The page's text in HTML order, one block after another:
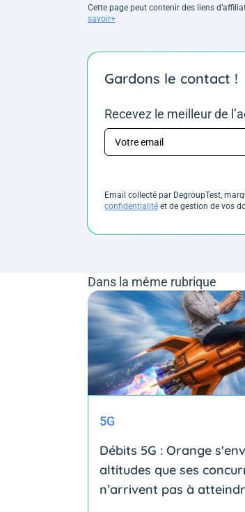
Cette page peut contenir des liens
savoir+
Gardons le contact !
Recevez le meilleur de
Email collecté par DegroupTest,
confidentialité et de gestion de vos
Dans la même rubrique
5G
Débits 5G : Orange
altitudes que ses
n’arrivent pas à